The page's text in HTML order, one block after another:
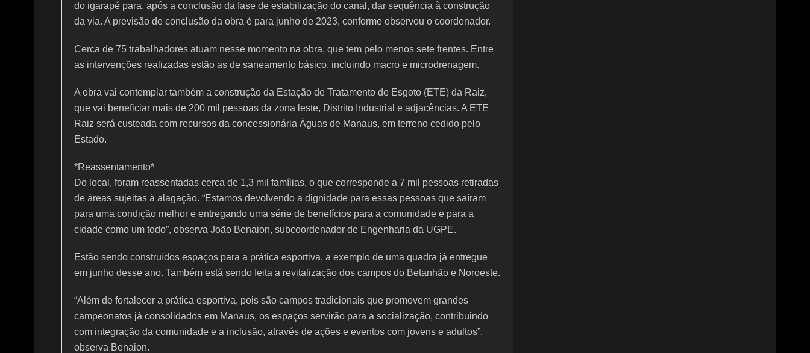
do igarapé para, após a conclusão da fase de estabilização do canal, dar sequência à construção
da via. A previsão de conclusão da obra é para junho de 2023, conforme observou o coordenador.
Cerca de 75 trabalhadores atuam nesse momento na obra, que tem pelo menos sete frentes. Entre
as intervenções realizadas estão as de saneamento básico, incluindo macro e microdrenagem.
A obra vai contemplar também a construção da Estação de Tratamento de Esgoto (ETE) da Raiz,
que vai beneficiar mais de 200 mil pessoas da zona leste, Distrito Industrial e adjacências. A ETE
Raiz será custeada com recursos da concessionária Águas de Manaus, em terreno cedido pelo
Estado.
*Reassentamento*
Do local, foram reassentadas cerca de 1,3 mil famílias, o que corresponde a 7 mil pessoas retiradas
de áreas sujeitas à alagação. “Estamos devolvendo a dignidade para essas pessoas que saíram
para uma condição melhor e entregando uma série de benefícios para a comunidade e para a
cidade como um todo”, observa João Benaion, subcoordenador de Engenharia da UGPE.
Estão sendo construídos espaços para a prática esportiva, a exemplo de uma quadra já entregue
em junho desse ano. Também está sendo feita a revitalização dos campos do Betanhão e Noroeste.
“Além de fortalecer a prática esportiva, pois são campos tradicionais que promovem grandes
campeonatos já consolidados em Manaus, os espaços servirão para a socialização, contribuindo
com integração da comunidade e a inclusão, através de ações e eventos com jovens e adultos”,
observa Benaion.